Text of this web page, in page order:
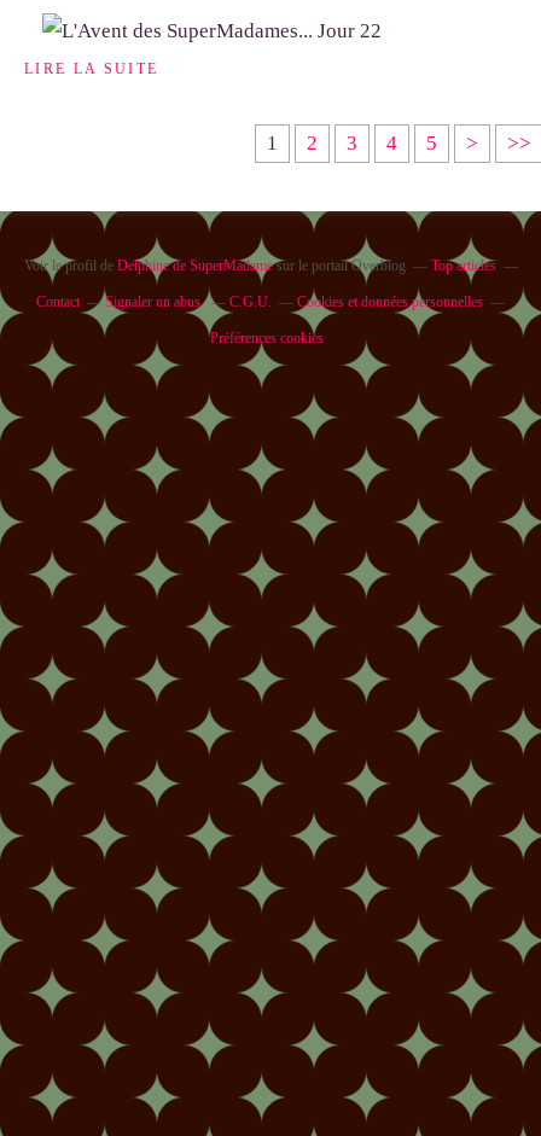
LIRE LA SUITE
1 2 3 4 5 > >>
Voir le profil de Delphine de SuperMadamesur le portail Overblog Top articles
Contact Signaler un abus C.G.U. Cookies et données personnelles
Préférences cookies